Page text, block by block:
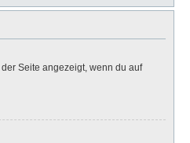
Seite angezeigt, wenn du auf